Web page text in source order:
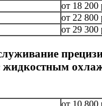
от 18 200
от 22 800
от 29 300
жидкостным
от 10 800